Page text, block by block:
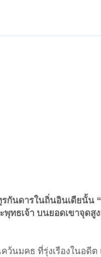
กันดารในถิ่นอินเดียนั้น
ทธเจ้า บนยอดเขาจุดสู
นมคธ ที่รุ่งเรืองในอดีต